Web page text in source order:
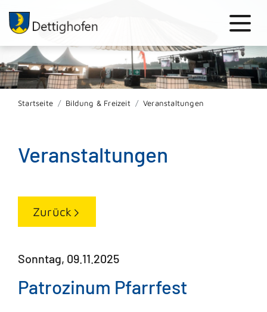
Startseite Bildung & Freizeit Veranstaltungen
Veranstaltungen
Zurück
Sonntag, 09.11.2025
Patrozinum Pfarrfest